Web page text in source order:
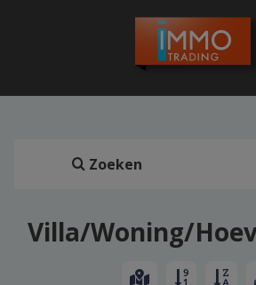
Zoeken
Villa/Woning/